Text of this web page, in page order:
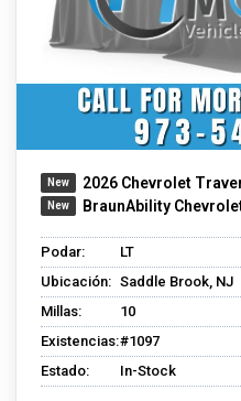
2026 Chevrolet
BraunAbility
Podar:
LT
Ubicación: Saddle Brook, NJ
Millas:
10
Existencias:#1097
Estado:
In-Stock